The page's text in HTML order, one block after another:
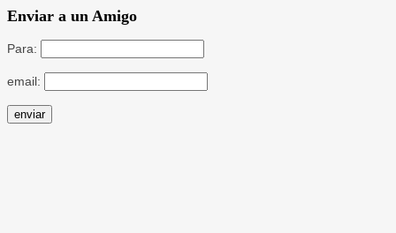
Enviar a un Amigo
Para:
email: